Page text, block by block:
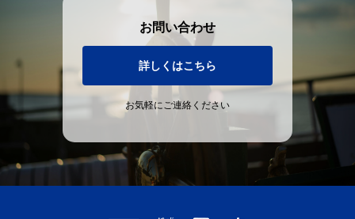
お問い合わせ
詳しくはこちら
お気軽にご連絡ください